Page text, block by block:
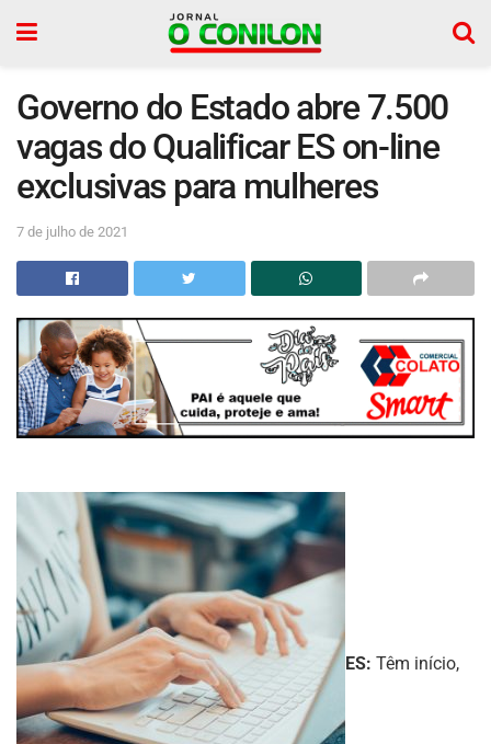
Governo do Estado abre 7.500
vagas do Qualificar ES on-line
exclusivas para mulheres
7 de julho de 2021
ES: Têm início,